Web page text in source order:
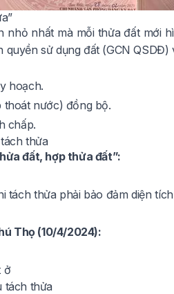
nhỏ nhất mà mỗi thửa đất mới
quyền sử dụng đất (GCN
hoạch.
thoát nước) đồng bộ.
chấp.
thửa
đất, hợp thửa đất”:
tách thửa phải bảo đảm diện
Thọ (10/4/2024):
ở
tách thửa